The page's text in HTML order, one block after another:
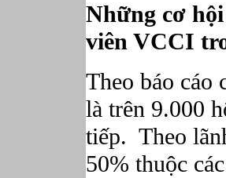
Những cơ
viên VCCI
Theo báo cáo
là trên 9.000
tiếp. Theo
50% thuộc